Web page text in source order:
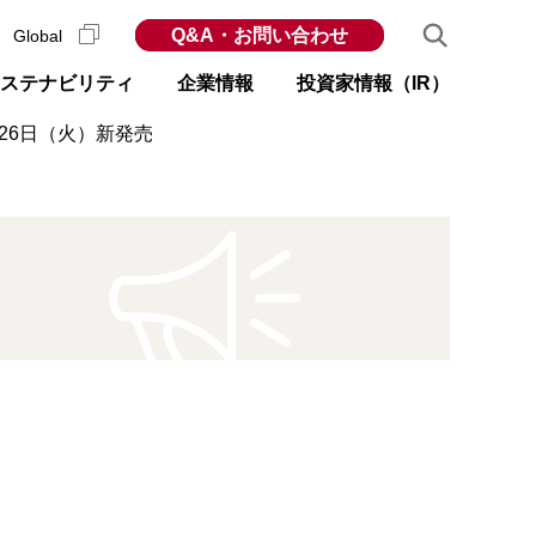
テナビリティ 企業情報 投資家情報（IR）
Global Q&A・お問い合わせ
日（火）新発売